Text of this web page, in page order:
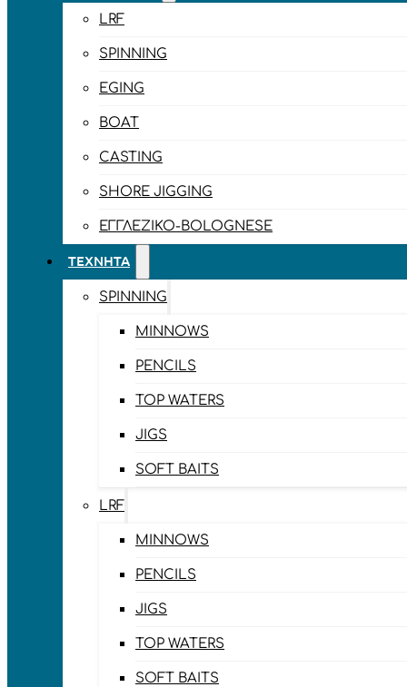
LRF
SPINNING
EGING
BOAT
CASTING
SHORE JIGGING
ΕΓΓΛΈΖΙΚΟ-BOLOGNESE
ΤΕΧΝΗΤΆ
SPINNING
MINNOWS
PENCILS
TOP WATERS
JIGS
SOFT BAITS
LRF
MINNOWS
PENCILS
JIGS
TOP WATERS
SOFT BAITS